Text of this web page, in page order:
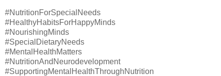
#NutritionForSpecialNeeds
#HealthyHabitsForHappyMinds
#NourishingMinds
#SpecialDietaryNeeds
#MentalHealthMatters
#NutritionAndNeurodevelopment
#SupportingMentalHealthThroughNutrition